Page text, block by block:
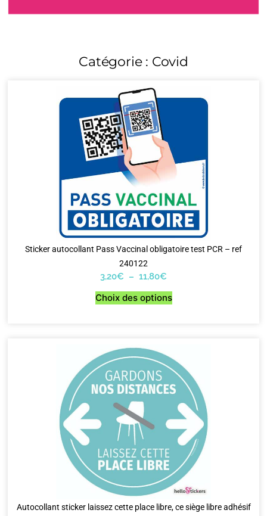
Catégorie : Covid
Sticker autocollant Pass Vaccinal obligatoire test PCR – ref
240122
3,20€ – 11,80€
Choix des options
Autocollant sticker laissez cette place libre, ce siège libre adhésif